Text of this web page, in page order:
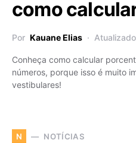
como
Por Kauane Elias
Conheça como calcular
números, porque isso é muito
vestibulares!
N NOTÍCIAS